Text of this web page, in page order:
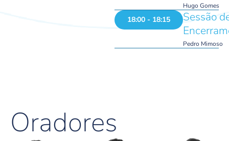
Hugo Gomes
18:00 - 18:15
Sessão
Pedro Mimoso
Oradores